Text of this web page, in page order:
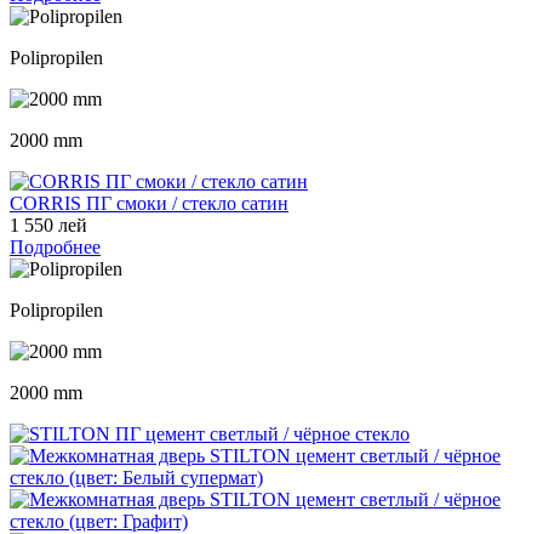
Polipropilen
2000 mm
CORRIS ПГ смоки / стекло сатин
1 550 лей
Подробнее
Polipropilen
2000 mm